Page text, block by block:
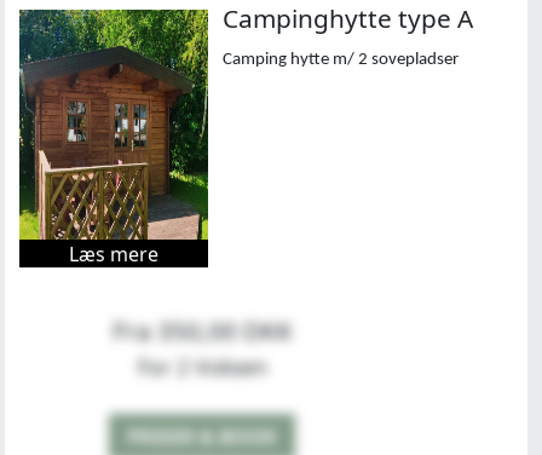
Læs mere
Campinghytte type A
Camping hytte m/ 2 sovepladser
Fra 350,00 DKK
For 2 Voksen
PRISER & BOOK